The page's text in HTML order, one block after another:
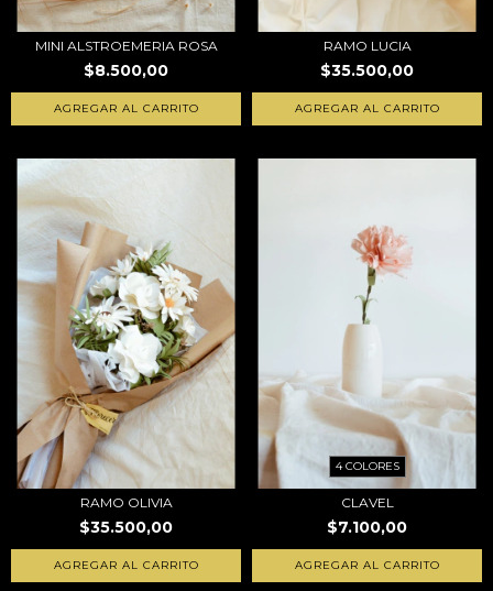
MINI ALSTROEMERIA ROSA
$8.500,00
RAMO LUCIA
$35.500,00
RAMO OLIVIA
$35.500,00
4 COLORES
CLAVEL
$7.100,00
AGREGAR AL CARRITO